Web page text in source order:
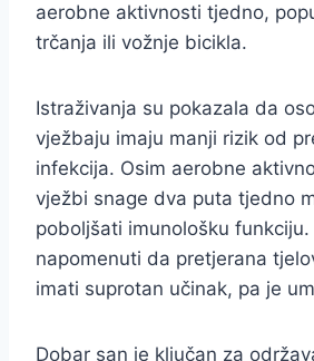
aerobne aktivnosti tjedno,
trčanja ili vožnje bicikla.
Istraživanja su pokazala da
vježbaju imaju manji rizik od
infekcija. Osim aerobne
vježbi snage dva puta tjedno
poboljšati imunološku funkciju.
napomenuti da pretjerana
imati suprotan učinak, pa je
Dobar san je ključan za